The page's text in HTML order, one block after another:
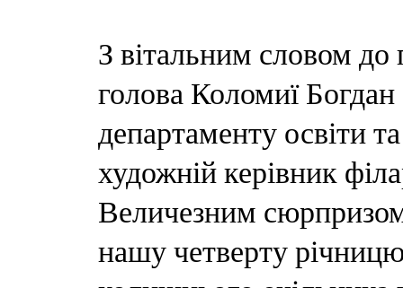
З вітальним словом до
голова Коломиї
департаменту освіти
художній керівник
Величезним сюрпризом
нашу четверту